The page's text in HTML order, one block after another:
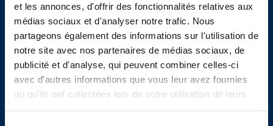
et les annonces, d'offrir des fonctionnalités relatives aux
médias sociaux et d'analyser notre trafic. Nous
partageons également des informations sur l'utilisation de
notre site avec nos partenaires de médias sociaux, de
publicité et d'analyse, qui peuvent combiner celles-ci
avec d'autres informations que vous leur avez fournies
ou qu'ils ont collectées lors de votre utilisation de leurs